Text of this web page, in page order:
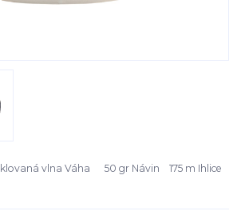
vlna Váha 50 gr Návin 175 m Ihlice